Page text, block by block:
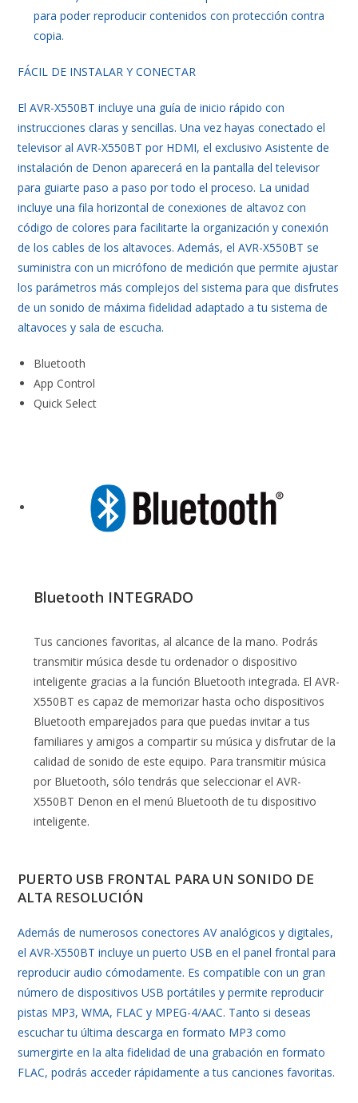
para poder reproducir contenidos con protección contra
copia.
FÁCIL DE INSTALAR Y CONECTAR
El AVR-X550BT incluye una guía de inicio rápido con
instrucciones claras y sencillas. Una vez hayas conectado el
televisor al AVR-X550BT por HDMI, el exclusivo Asistente de
instalación de Denon aparecerá en la pantalla del televisor
para guiarte paso a paso por todo el proceso. La unidad
incluye una fila horizontal de conexiones de altavoz con
código de colores para facilitarte la organización y conexión
de los cables de los altavoces. Además, el AVR-X550BT se
suministra con un micrófono de medición que permite ajustar
los parámetros más complejos del sistema para que disfrutes
de un sonido de máxima fidelidad adaptado a tu sistema de
altavoces y sala de escucha.
Bluetooth
App Control
Quick Select
Bluetooth INTEGRADO
Tus canciones favoritas, al alcance de la mano. Podrás
transmitir música desde tu ordenador o dispositivo
inteligente gracias a la función Bluetooth integrada. El AVR-
X550BT es capaz de memorizar hasta ocho dispositivos
Bluetooth emparejados para que puedas invitar a tus
familiares y amigos a compartir su música y disfrutar de la
calidad de sonido de este equipo. Para transmitir música
por Bluetooth, sólo tendrás que seleccionar el AVR-
X550BT Denon en el menú Bluetooth de tu dispositivo
inteligente.
PUERTO USB FRONTAL PARA UN SONIDO DE
ALTA RESOLUCIÓN
Además de numerosos conectores AV analógicos y digitales,
el AVR-X550BT incluye un puerto USB en el panel frontal para
reproducir audio cómodamente. Es compatible con un gran
número de dispositivos USB portátiles y permite reproducir
pistas MP3, WMA, FLAC y MPEG-4/AAC. Tanto si deseas
escuchar tu última descarga en formato MP3 como
sumergirte en la alta fidelidad de una grabación en formato
FLAC, podrás acceder rápidamente a tus canciones favoritas.